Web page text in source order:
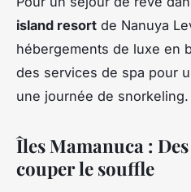
island resort de Nanuya
hébergements de luxe en
des services de spa pour
une journée de snorkeling.
Îles Mamanuca :
couper le souffle